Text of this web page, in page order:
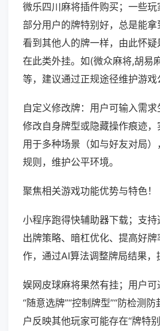
微乐四川麻将插件购买；一些玩
部分用户的牌特别好，总是能
看到其他人的牌一样，由此怀
在此类外挂。如(微众麻将,胡易
等，建议通过正规途径维护游戏
自定义修改牌：用户可输入需求
修改自身牌型或隐藏操作痕迹，
用于多种场景（如与好友对局
规则，维护公平环境。
聚焦相关游戏功能优势与特色！
小程序跑得快辅助器下载；支
出牌策略、暗杠优化、提高好
作，通过AI算法调整牌局结果，
娱网皮球麻将果然有挂；用户
“随意选牌”“控制牌型”“防检测
户反映其他玩家可能存在“牌特